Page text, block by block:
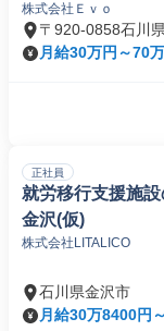
株式会社Ｅｖｏ
〒920-0858石川
月給30万円～70
正社員
就労移行支援施
金沢(仮)
株式会社LITALICO
石川県金沢市
月給30万8400円